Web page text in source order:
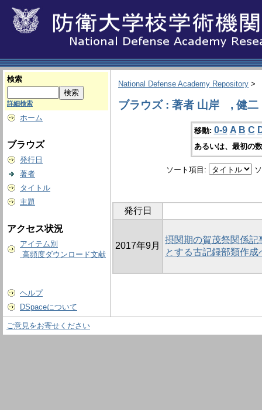
検索
詳細検索
ホーム
ブラウズ
発行日
著者
タイトル
主題
アクセス状況
アイテム別
高頻度ダウンロード文献
ヘルプ
DSpaceについて
National Defense Academy Repository >
ブラウズ : 著者 山岸 , 健二
移動: 0-9 A B C
あるいは、最初の
ソート項目:
発行日
2017年9月
摂関期の賀茂祭関係
とする古記録部類作
ご意見をお寄せください